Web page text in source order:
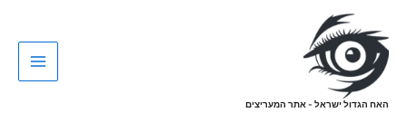
האח הגדול ישראל - אתר המעריצים